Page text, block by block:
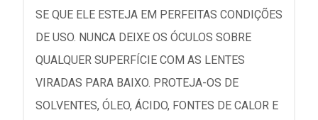
SE QUE ELE ESTEJA EM PERFEITAS CONDIÇÕES
DE USO. NUNCA DEIXE OS ÓCULOS SOBRE
QUALQUER SUPERFÍCIE COM AS LENTES
VIRADAS PARA BAIXO. PROTEJA-OS DE
SOLVENTES, ÓLEO, ÁCIDO, FONTES DE CALOR E